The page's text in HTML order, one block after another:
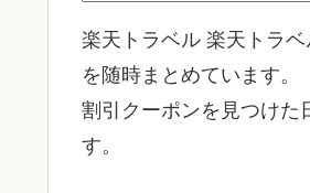
楽天トラベル 楽天トラ
を随時まとめています。
割引クーポンを見つけた
す。